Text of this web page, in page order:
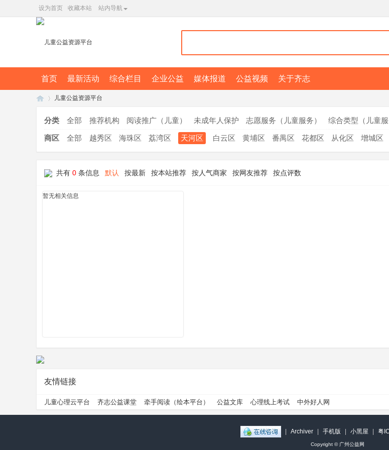
设为首页 收藏本站 站内导航
首页 最新活动 综合栏目 企业公益 媒体报道 公益视频 关于齐志
»
儿童公益资源平台
分类 全部 推荐机构 阅读推广（儿童） 未成年人保护 志愿服务（儿童服务） 综合类型（儿童服
商区 全部 越秀区 海珠区 荔湾区 天河区 白云区 黄埔区 番禺区 花都区 从化区 增城区
共有 0 条信息 默认 按最新 按本站推荐 按人气商家 按网友推荐 按点评数
暂无相关信息
友情链接
儿童心理云平台 齐志公益课堂 牵手阅读（绘本平台） 公益文库 心理线上考试 中外好人网
Archiver 手机版 小黑屋 粤
Copyright © 广州公益网